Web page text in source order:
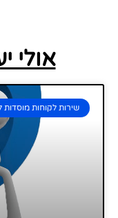
אולי
שירות לקוחות מוסדות